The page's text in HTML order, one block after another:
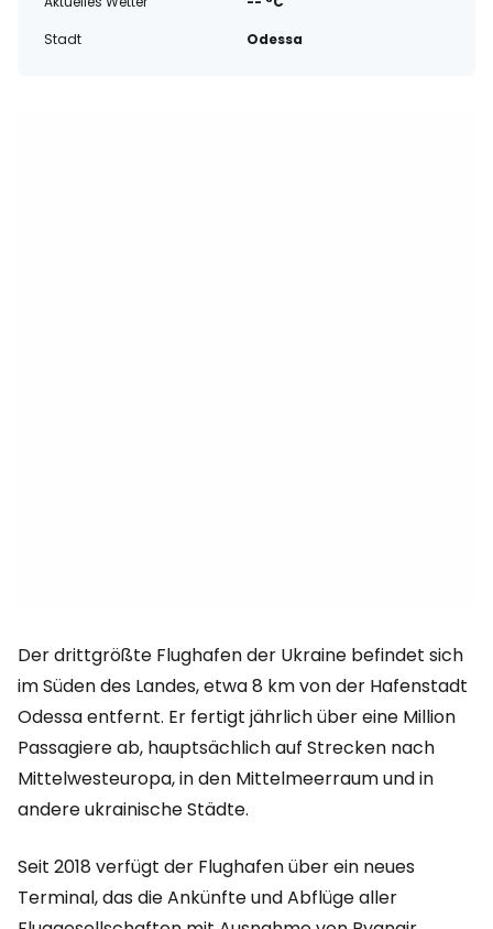
Stadt
Odessa
Der drittgrößte Flughafen der Ukraine befindet sich
im Süden des Landes, etwa 8 km von der Hafenstadt
Odessa entfernt. Er fertigt jährlich über eine Million
Passagiere ab, hauptsächlich auf Strecken nach
Mittelwesteuropa, in den Mittelmeerraum und in
andere ukrainische Städte.
Seit 2018 verfügt der Flughafen über ein neues
Terminal, das die Ankünfte und Abflüge aller